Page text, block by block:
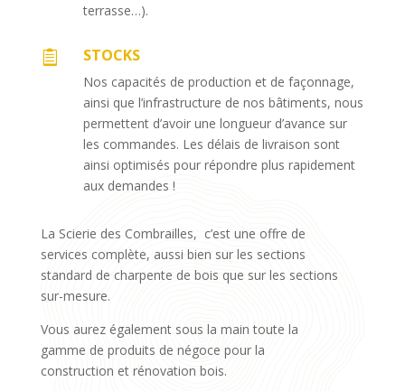
terrasse…).
 STOCKS
Nos capacités de production et de façonnage,
ainsi que l’infrastructure de nos bâtiments, nous
permettent d’avoir une longueur d’avance sur
les commandes. Les délais de livraison sont
ainsi optimisés pour répondre plus rapidement
aux demandes !
La Scierie des Combrailles, c’est une offre de
services complète, aussi bien sur les sections
standard de charpente de bois que sur les sections
sur-mesure.
Vous aurez également sous la main toute la
gamme de produits de négoce pour la
construction et rénovation bois.